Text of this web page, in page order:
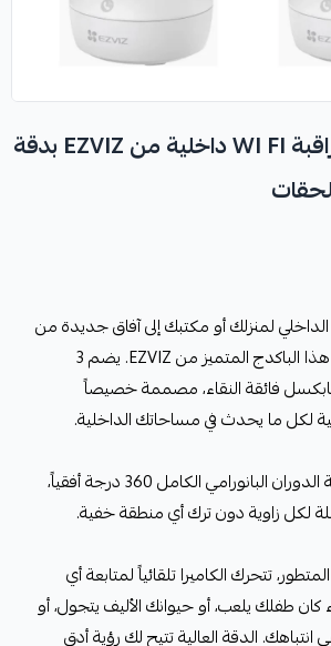
بكج 3 كاميرات مراقبة WI FI داخلية من EZVIZ بدقة
لمنزلك أو مكتبك إلى آفاق جديدة من
الوضوح والذكاء مع هذا الباكدج المتميز من EZVIZ. يضم 3
بدقة 5 ميجابكسل فائقة النقاء، مصممة خصيصاً
لكل ما يحدث في مساحاتك الداخلية.
تتميز كل كاميرا بتقنية الدوران البانورامي الكامل 360 درجة أفقياً،
لكل زاوية دون ترك أي منطقة خفية.
تتحرك الكاميرا تلقائياً لمتابعة أي
طفلك يلعب، أو حيوانك الأليف يتجول، أو
الدقة العالية تتيح لك رؤية أدق